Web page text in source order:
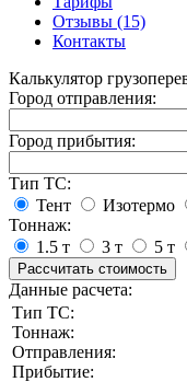
Отзывы (15)
Контакты
Калькулятор
Город отправления:
Город прибытия:
Тип ТС:
Тент
Изотермо
Тоннаж:
1.5 т
3 т 5 т
Рассчитать стоимость
Данные расчета:
Тип ТС:
Тоннаж:
Отправления:
Прибытие: